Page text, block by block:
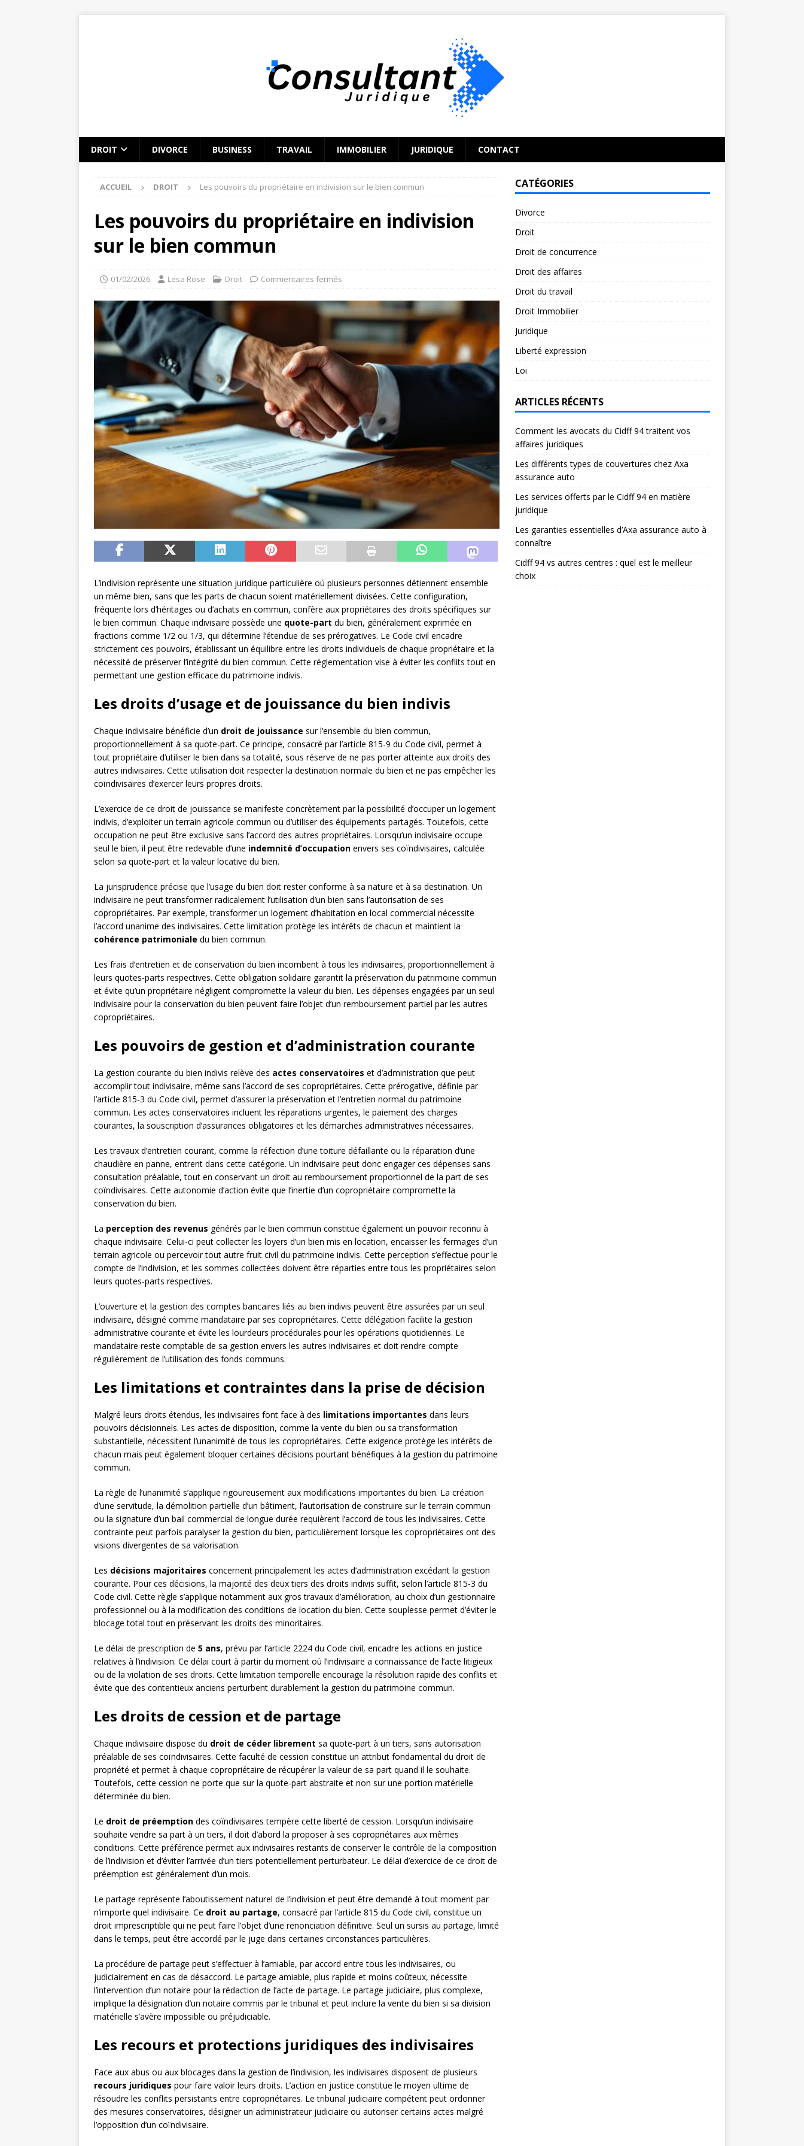
DROIT DIVORCE BUSINESS TRAVAIL IMMOBILIER JURIDIQUE CONTACT
ACCUEIL DROIT Les pouvoirs du propriétaire en indivision sur le bien commun
Les pouvoirs du propriétaire en indivision
sur le bien commun
01/02/2026 Lesa Rose Droit Commentaires fermés
L’indivision représente une situation juridique particulière où plusieurs personnes détiennent ensemble
un même bien, sans que les parts de chacun soient matériellement divisées. Cette configuration,
fréquente lors d’héritages ou d’achats en commun, confère aux propriétaires des droits spécifiques sur
le bien commun. Chaque indivisaire possède une quote-part du bien, généralement exprimée en
fractions comme 1/2 ou 1/3, qui détermine l’étendue de ses prérogatives. Le Code civil encadre
strictement ces pouvoirs, établissant un équilibre entre les droits individuels de chaque propriétaire et la
nécessité de préserver l’intégrité du bien commun. Cette réglementation vise à éviter les conflits tout en
permettant une gestion efficace du patrimoine indivis.
Les droits d’usage et de jouissance du bien indivis
Chaque indivisaire bénéficie d’un droit de jouissance sur l’ensemble du bien commun,
proportionnellement à sa quote-part. Ce principe, consacré par l’article 815-9 du Code civil, permet à
tout propriétaire d’utiliser le bien dans sa totalité, sous réserve de ne pas porter atteinte aux droits des
autres indivisaires. Cette utilisation doit respecter la destination normale du bien et ne pas empêcher les
coïndivisaires d’exercer leurs propres droits.
L’exercice de ce droit de jouissance se manifeste concrètement par la possibilité d’occuper un logement
indivis, d’exploiter un terrain agricole commun ou d’utiliser des équipements partagés. Toutefois, cette
occupation ne peut être exclusive sans l’accord des autres propriétaires. Lorsqu’un indivisaire occupe
seul le bien, il peut être redevable d’une indemnité d’occupation envers ses coïndivisaires, calculée
selon sa quote-part et la valeur locative du bien.
La jurisprudence précise que l’usage du bien doit rester conforme à sa nature et à sa destination. Un
indivisaire ne peut transformer radicalement l’utilisation d’un bien sans l’autorisation de ses
copropriétaires. Par exemple, transformer un logement d’habitation en local commercial nécessite
l’accord unanime des indivisaires. Cette limitation protège les intérêts de chacun et maintient la
cohérence patrimoniale du bien commun.
Les frais d’entretien et de conservation du bien incombent à tous les indivisaires, proportionnellement à
leurs quotes-parts respectives. Cette obligation solidaire garantit la préservation du patrimoine commun
et évite qu’un propriétaire négligent compromette la valeur du bien. Les dépenses engagées par un seul
indivisaire pour la conservation du bien peuvent faire l’objet d’un remboursement partiel par les autres
copropriétaires.
Les pouvoirs de gestion et d’administration courante
La gestion courante du bien indivis relève des actes conservatoires et d’administration que peut
accomplir tout indivisaire, même sans l’accord de ses copropriétaires. Cette prérogative, définie par
l’article 815-3 du Code civil, permet d’assurer la préservation et l’entretien normal du patrimoine
commun. Les actes conservatoires incluent les réparations urgentes, le paiement des charges
courantes, la souscription d’assurances obligatoires et les démarches administratives nécessaires.
Les travaux d’entretien courant, comme la réfection d’une toiture défaillante ou la réparation d’une
chaudière en panne, entrent dans cette catégorie. Un indivisaire peut donc engager ces dépenses sans
consultation préalable, tout en conservant un droit au remboursement proportionnel de la part de ses
coïndivisaires. Cette autonomie d’action évite que l’inertie d’un copropriétaire compromette la
conservation du bien.
La perception des revenus générés par le bien commun constitue également un pouvoir reconnu à
chaque indivisaire. Celui-ci peut collecter les loyers d’un bien mis en location, encaisser les fermages d’un
terrain agricole ou percevoir tout autre fruit civil du patrimoine indivis. Cette perception s’effectue pour le
compte de l’indivision, et les sommes collectées doivent être réparties entre tous les propriétaires selon
leurs quotes-parts respectives.
L’ouverture et la gestion des comptes bancaires liés au bien indivis peuvent être assurées par un seul
indivisaire, désigné comme mandataire par ses copropriétaires. Cette délégation facilite la gestion
administrative courante et évite les lourdeurs procédurales pour les opérations quotidiennes. Le
mandataire reste comptable de sa gestion envers les autres indivisaires et doit rendre compte
régulièrement de l’utilisation des fonds communs.
Les limitations et contraintes dans la prise de décision
Malgré leurs droits étendus, les indivisaires font face à des limitations importantes dans leurs
pouvoirs décisionnels. Les actes de disposition, comme la vente du bien ou sa transformation
substantielle, nécessitent l’unanimité de tous les copropriétaires. Cette exigence protège les intérêts de
chacun mais peut également bloquer certaines décisions pourtant bénéfiques à la gestion du patrimoine
commun.
La règle de l’unanimité s’applique rigoureusement aux modifications importantes du bien. La création
d’une servitude, la démolition partielle d’un bâtiment, l’autorisation de construire sur le terrain commun
ou la signature d’un bail commercial de longue durée requièrent l’accord de tous les indivisaires. Cette
contrainte peut parfois paralyser la gestion du bien, particulièrement lorsque les copropriétaires ont des
visions divergentes de sa valorisation.
Les décisions majoritaires concernent principalement les actes d’administration excédant la gestion
courante. Pour ces décisions, la majorité des deux tiers des droits indivis suffit, selon l’article 815-3 du
Code civil. Cette règle s’applique notamment aux gros travaux d’amélioration, au choix d’un gestionnaire
professionnel ou à la modification des conditions de location du bien. Cette souplesse permet d’éviter le
blocage total tout en préservant les droits des minoritaires.
Le délai de prescription de 5 ans, prévu par l’article 2224 du Code civil, encadre les actions en justice
relatives à l’indivision. Ce délai court à partir du moment où l’indivisaire a connaissance de l’acte litigieux
ou de la violation de ses droits. Cette limitation temporelle encourage la résolution rapide des conflits et
évite que des contentieux anciens perturbent durablement la gestion du patrimoine commun.
Les droits de cession et de partage
Chaque indivisaire dispose du droit de céder librement sa quote-part à un tiers, sans autorisation
préalable de ses coïndivisaires. Cette faculté de cession constitue un attribut fondamental du droit de
propriété et permet à chaque copropriétaire de récupérer la valeur de sa part quand il le souhaite.
Toutefois, cette cession ne porte que sur la quote-part abstraite et non sur une portion matérielle
déterminée du bien.
Le droit de préemption des coïndivisaires tempère cette liberté de cession. Lorsqu’un indivisaire
souhaite vendre sa part à un tiers, il doit d’abord la proposer à ses copropriétaires aux mêmes
conditions. Cette préférence permet aux indivisaires restants de conserver le contrôle de la composition
de l’indivision et d’éviter l’arrivée d’un tiers potentiellement perturbateur. Le délai d’exercice de ce droit de
préemption est généralement d’un mois.
Le partage représente l’aboutissement naturel de l’indivision et peut être demandé à tout moment par
n’importe quel indivisaire. Ce droit au partage, consacré par l’article 815 du Code civil, constitue un
droit imprescriptible qui ne peut faire l’objet d’une renonciation définitive. Seul un sursis au partage, limité
dans le temps, peut être accordé par le juge dans certaines circonstances particulières.
La procédure de partage peut s’effectuer à l’amiable, par accord entre tous les indivisaires, ou
judiciairement en cas de désaccord. Le partage amiable, plus rapide et moins coûteux, nécessite
l’intervention d’un notaire pour la rédaction de l’acte de partage. Le partage judiciaire, plus complexe,
implique la désignation d’un notaire commis par le tribunal et peut inclure la vente du bien si sa division
matérielle s’avère impossible ou préjudiciable.
Les recours et protections juridiques des indivisaires
Face aux abus ou aux blocages dans la gestion de l’indivision, les indivisaires disposent de plusieurs
recours juridiques pour faire valoir leurs droits. L’action en justice constitue le moyen ultime de
résoudre les conflits persistants entre copropriétaires. Le tribunal judiciaire compétent peut ordonner
des mesures conservatoires, désigner un administrateur judiciaire ou autoriser certains actes malgré
l’opposition d’un coïndivisaire.
CATÉGORIES
Divorce
Droit
Droit de concurrence
Droit des affaires
Droit du travail
Droit Immobilier
Juridique
Liberté expression
Loi
ARTICLES RÉCENTS
Comment les avocats du Cidff 94 traitent vos
affaires juridiques
Les différents types de couvertures chez Axa
assurance auto
Les services offerts par le Cidff 94 en matière
juridique
Les garanties essentielles d’Axa assurance auto à
connaître
Cidff 94 vs autres centres : quel est le meilleur
choix